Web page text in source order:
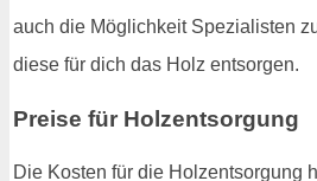
auch die Möglichkeit Spezialisten
diese für dich das Holz entsorgen.
Preise für Holzentsorgung
Die Kosten für die Holzentsorgung